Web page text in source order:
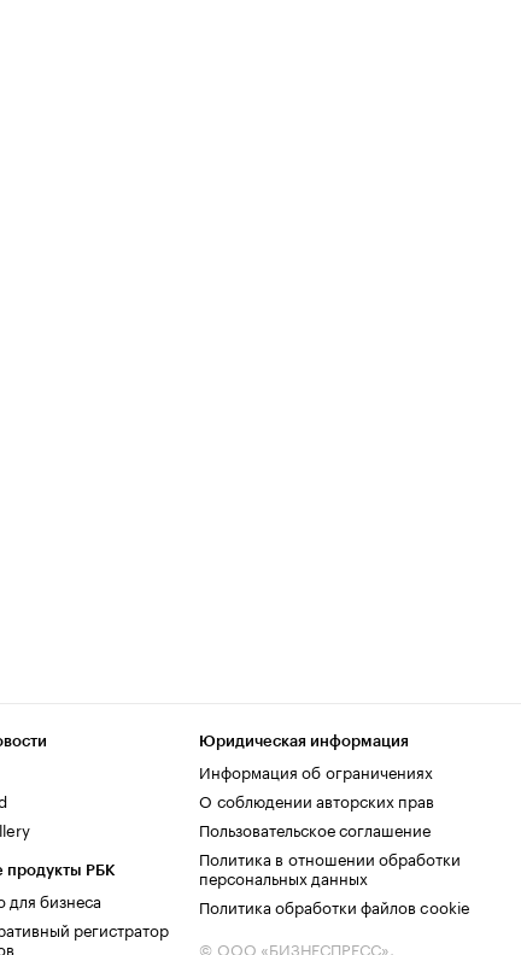
продукты РБК
для бизнеса
регистратор
Юридическая информация
Информация об ограничениях
О соблюдении авторских прав
Пользовательское соглашение
Политика в отношении обработки
персональных данных
Политика обработки файлов cookie
© ООО «БИЗНЕСПРЕСС»,